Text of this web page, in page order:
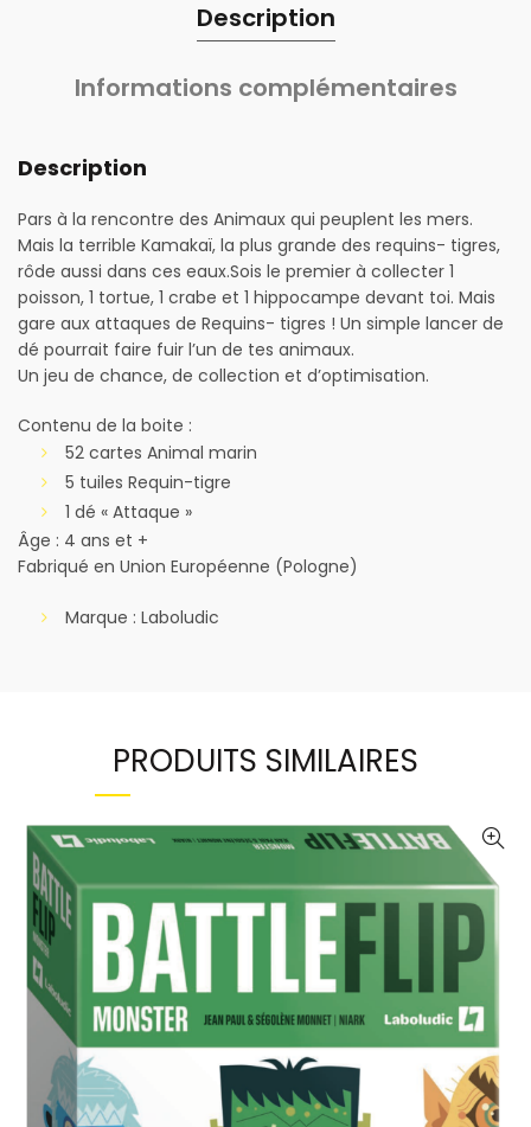
Description
Informations complémentaires
Description
Pars à la rencontre des Animaux qui peuplent les mers.
Mais la terrible Kamakaï, la plus grande des requins- tigres,
rôde aussi dans ces eaux.Sois le premier à collecter 1
poisson, 1 tortue, 1 crabe et 1 hippocampe devant toi. Mais
gare aux attaques de Requins- tigres ! Un simple lancer de
dé pourrait faire fuir l’un de tes animaux.
Un jeu de chance, de collection et d’optimisation.
Contenu de la boite :
52 cartes Animal marin
5 tuiles Requin-tigre
1 dé « Attaque »
Âge : 4 ans et +
Fabriqué en Union Européenne (Pologne)
Marque : Laboludic
PRODUITS SIMILAIRES